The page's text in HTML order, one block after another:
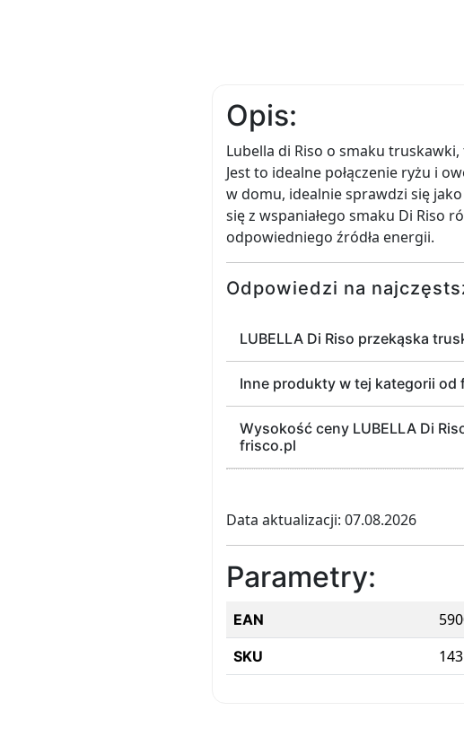
Opis:
Lubella di Riso o smaku
Jest to idealne połączenie ryżu i
w domu, idealnie sprawdzi się
się z wspaniałego smaku Di Riso
odpowiedniego źródła energii.
Odpowiedzi na
LUBELLA Di Riso przekąska
Inne produkty w tej kategorii od
Wysokość ceny LUBELLA Di
frisco.pl
Data aktualizacji: 07.08.2026
Parametry:
EAN
SKU